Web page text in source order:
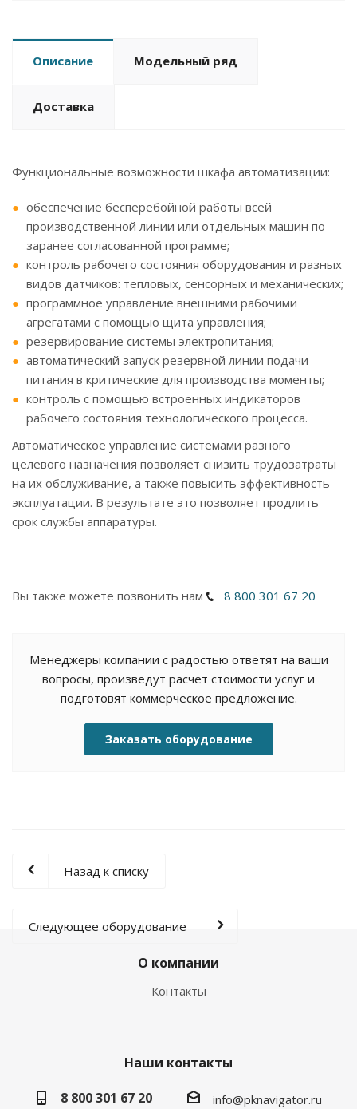
Описание Модельный ряд
Доставка
Функциональные возможности шкафа автоматизации:
обеспечение бесперебойной работы всей
производственной линии или отдельных машин по
заранее согласованной программе;
контроль рабочего состояния оборудования и разных
видов датчиков: тепловых, сенсорных и механических;
программное управление внешними рабочими
агрегатами с помощью щита управления;
резервирование системы электропитания;
автоматический запуск резервной линии подачи
питания в критические для производства моменты;
контроль с помощью встроенных индикаторов
рабочего состояния технологического процесса.
Автоматическое управление системами разного
целевого назначения позволяет снизить трудозатраты
на их обслуживание, а также повысить эффективность
эксплуатации. В результате это позволяет продлить
срок службы аппаратуры.
Вы также можете позвонить нам 8 800 301 67 20
Менеджеры компании с радостью ответят на ваши
вопросы, произведут расчет стоимости услуг и
подготовят коммерческое предложение.
Заказать оборудование
Назад к списку
Следующее оборудование
О компании
Контакты
Наши контакты
8 800 301 67 20
info@pknavigator.ru